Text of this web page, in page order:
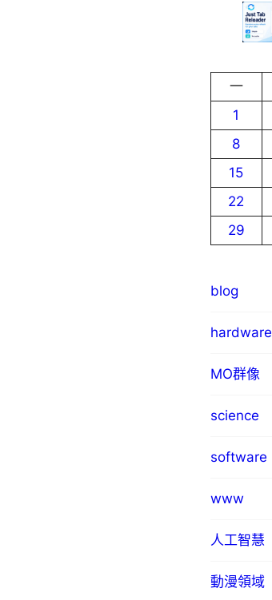
一
1
8
15
22
29
blog
hardware
MO群像
science
software
www
人工智慧
動漫領域